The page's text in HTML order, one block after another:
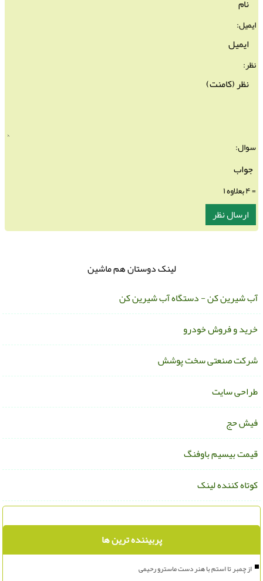
ایمیل:
نظر:
سوال:
لینک دوستان هم ماشین
شیرین کن - دستگاه آب شیرین کن
و فروش خودرو
صنعتی سخت پوشش
سایت
حج
بیسیم باوفنگ
کننده لینک
پربیننده ترین ها
از چمبر تا استم با هنر دست ماسترو رحیمی